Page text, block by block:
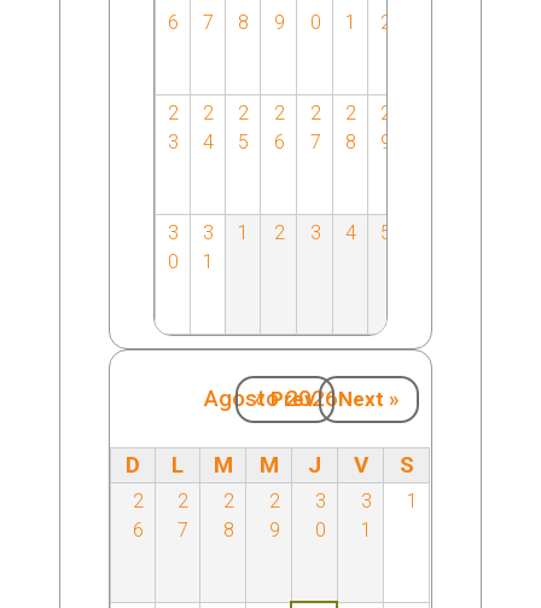
6
7
8
9
0
1
2
2
3
2
4
2
5
2
6
2
7
2
8
2
9
3
0
3
1
1 2 3 4 5
Agosto 2026
« Prev Next »
D L M M J V S
2
6
2
7
2
8
2
9
3
0
3
1
1